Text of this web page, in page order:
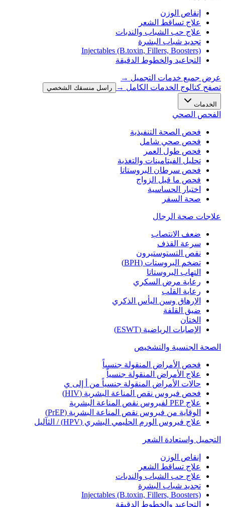
إنقاص الوزن
علاج تساقط الشعر
علاج حب الشباب والندبات
تجديد شباب البشرة
Injectables (B.toxin, Fillers, Boosters)
التجاعيد والخطوط الدقيقة
عرض جميع خدمات التجميل →
تصفح كتالوج الخدمات الكامل →
راسل منسقك الشخصي
الخدمات
الفحص الصحي
فحص الصحة التنفيذية
فحص صحي شامل
فحص طول العمر
تحليل الفيتامينات والتغذية
فحص سرطان البروستاتا
فحص ما قبل الزواج
اختبار الحساسية
صحة السفر
علاجات صحة الرجال
ضعف الانتصاب
سرعة القذف
نقص التستوستيرون
تضخم البروستات (BPH)
التهاب البروستاتا
رعاية مرض السكري
رعاية القلب
الإرهاق وسن اليأس الذكري
ضيق القلفة
الختان
الإصابات الرياضية (ESWT)
الصحة الجنسية والتشخيص
فحص الأمراض المنقولة جنسياً
علاج الأمراض المنقولة جنسياً
حالات الأمراض المنقولة جنسياً من أ إلى ي
فحص فيروس نقص المناعة البشرية (HIV)
علاج PEP لفيروس نقص المناعة البشرية
الوقاية من فيروس نقص المناعة البشرية (PrEP)
علاج فيروس الورم الحليمي البشري (HPV) / الثآليل
التجميل واستعادة الشعر
إنقاص الوزن
علاج تساقط الشعر
علاج حب الشباب والندبات
تجديد شباب البشرة
Injectables (B.toxin, Fillers, Boosters)
التجاعيد والخطوط الدقيقة